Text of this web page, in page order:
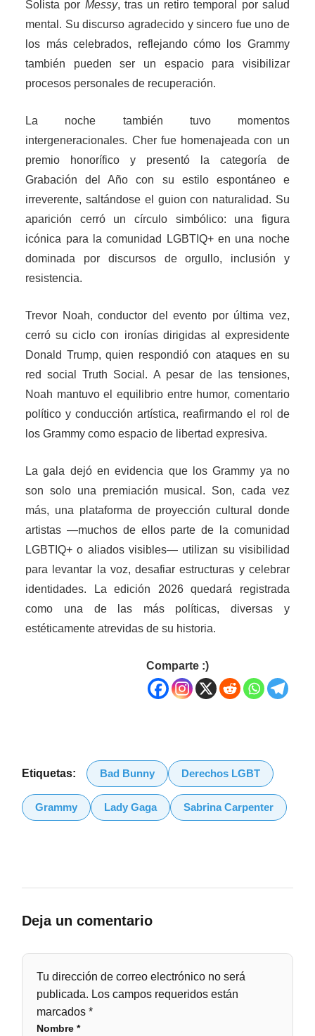
Solista por Messy, tras un retiro temporal por salud
mental. Su discurso agradecido y sincero fue uno de
los más celebrados, reflejando cómo los Grammy
también pueden ser un espacio para visibilizar
procesos personales de recuperación.
La noche también tuvo momentos
intergeneracionales. Cher fue homenajeada con un
premio honorífico y presentó la categoría de
Grabación del Año con su estilo espontáneo e
irreverente, saltándose el guion con naturalidad. Su
aparición cerró un círculo simbólico: una figura
icónica para la comunidad LGBTIQ+ en una noche
dominada por discursos de orgullo, inclusión y
resistencia.
Trevor Noah, conductor del evento por última vez,
cerró su ciclo con ironías dirigidas al expresidente
Donald Trump, quien respondió con ataques en su
red social Truth Social. A pesar de las tensiones,
Noah mantuvo el equilibrio entre humor, comentario
político y conducción artística, reafirmando el rol de
los Grammy como espacio de libertad expresiva.
La gala dejó en evidencia que los Grammy ya no
son solo una premiación musical. Son, cada vez
más, una plataforma de proyección cultural donde
artistas —muchos de ellos parte de la comunidad
LGBTIQ+ o aliados visibles— utilizan su visibilidad
para levantar la voz, desafiar estructuras y celebrar
identidades. La edición 2026 quedará registrada
como una de las más políticas, diversas y
estéticamente atrevidas de su historia.
Comparte :)
Etiquetas: Bad Bunny Derechos LGBT
Grammy Lady Gaga Sabrina Carpenter
Deja un comentario
Tu dirección de correo electrónico no será
publicada. Los campos requeridos están
marcados*
Nombre*